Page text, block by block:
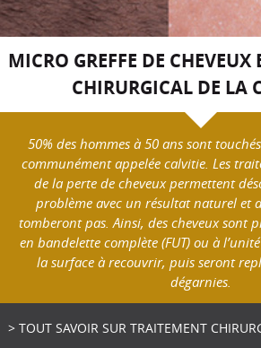
MICRO GREFFE DE
CHIRURGICAL DE LA
50% des hommes à 50 ans sont
communément appelée calvitie. Les
de la perte de cheveux permettent
problème avec un résultat naturel et
tomberont pas. Ainsi, des cheveux sont
en bandelette complète (FUT) ou à
la surface à recouvrir, puis seront
dégarnies.
> TOUT SAVOIR SUR TRAITEMENT